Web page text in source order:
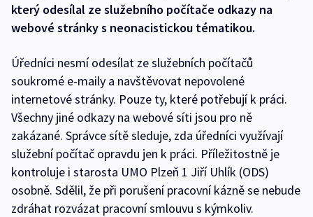
který odesílal ze služebního počítače odkazy na
webové stránky s neonacistickou tématikou.
Úředníci nesmí odesílat ze služebních počítačů
soukromé e-maily a navštěvovat nepovolené
internetové stránky. Pouze ty, které potřebují k práci.
Všechny jiné odkazy na webové síti jsou pro ně
zakázané. Správce sítě sleduje, zda úředníci využívají
služební počítač opravdu jen k práci. Příležitostně je
kontroluje i starosta UMO Plzeň 1 Jiří Uhlík (ODS)
osobně. Sdělil, že při porušení pracovní kázně se nebude
zdráhat rozvázat pracovní smlouvu s kýmkoliv.